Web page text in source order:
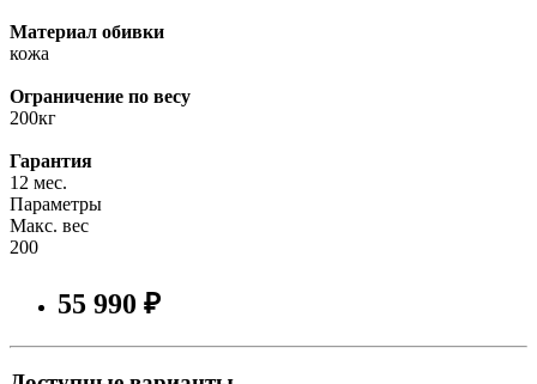
Материал обивки
кожа
Ограничение по весу
200кг
Гарантия
12 мес.
Параметры
Макс. вес
200
55 990 ₽